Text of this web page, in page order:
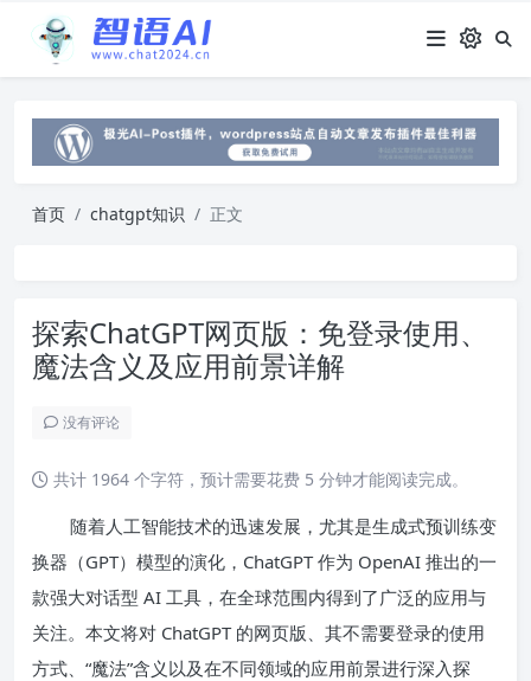
首页 chatgpt知识 正文
探索ChatGPT网页版：免登录使用、
魔法含义及应用前景详解
没有评论
共计 1964 个字符，预计需要花费 5 分钟才能阅读完成。
随着人工智能技术的迅速发展，尤其是生成式预训练变
换器（GPT）模型的演化，ChatGPT 作为 OpenAI 推出的一
款强大对话型 AI 工具，在全球范围内得到了广泛的应用与
关注。本文将对 ChatGPT 的网页版、其不需要登录的使用
方式、“魔法”含义以及在不同领域的应用前景进行深入探